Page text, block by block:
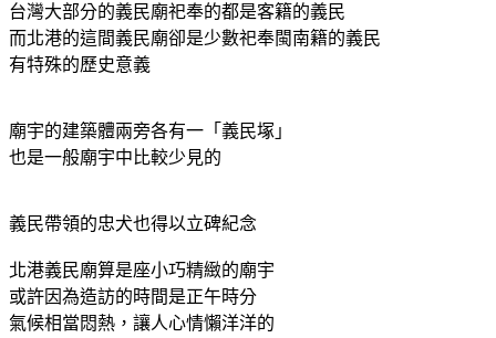
台灣大部分的義民廟祀奉的都是客籍的義民
而北港的這間義民廟卻是少數祀奉閩南籍的義民
有特殊的歷史意義
廟宇的建築體兩旁各有一「義民塚」
也是一般廟宇中比較少見的
義民帶領的忠犬也得以立碑紀念
北港義民廟算是座小巧精緻的廟宇
或許因為造訪的時間是正午時分
氣候相當悶熱，讓人心情懶洋洋的